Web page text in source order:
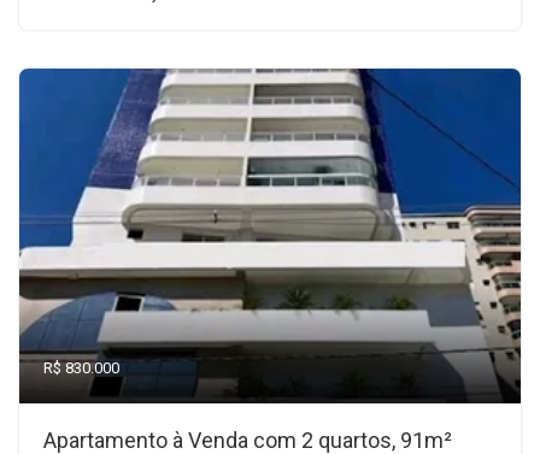
R$ 830.000
Apartamento à Venda com 2 quartos, 91m²